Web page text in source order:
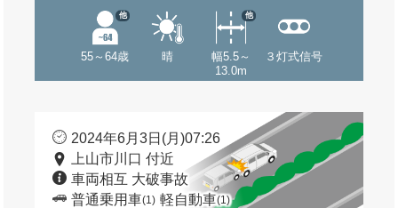
55～64歳
他
晴
幅5.5～
13.0m
他
３灯式信号
2024年6月3日(月)07:26
上山市川口 付近
車両相互 大破事故
普通乗用車(1) 軽自動車(1)